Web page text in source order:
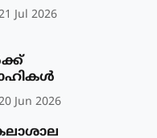
Jul 2026
Jun 2026